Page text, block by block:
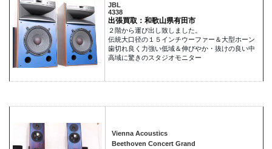
JBL
4338
出張買取：和歌山県有田市
２階から運び出し致しました。
伝統大口径の１５インチウーファー＆大型ホーン
歯切れ良く力強い低域＆伸びやか・抜けの良い中
高域に驚きのスタジオモニター
Vienna Acoustics
Beethoven Concert Grand